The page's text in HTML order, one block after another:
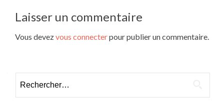
Laisser un commentaire
Vous devezvous connecterpour publier un commentaire.